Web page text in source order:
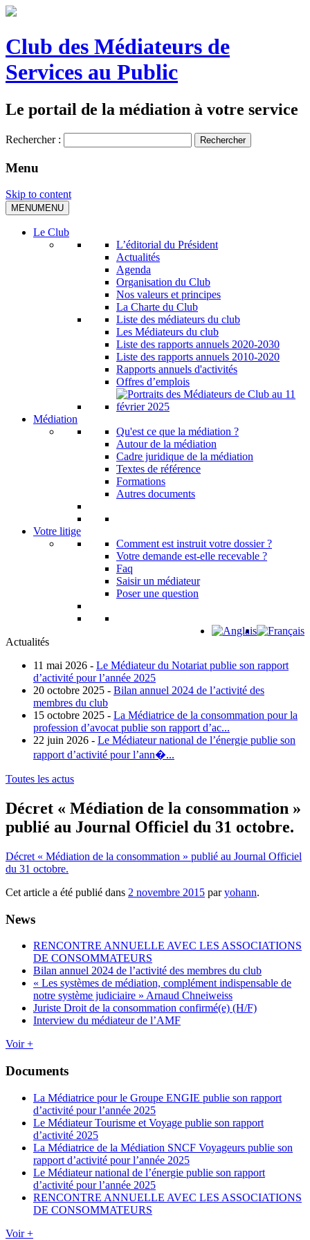
Club des Médiateurs de
Services au Public
Le portail de la médiation à votre service
Rechercher :
Menu
Skip to content
MENUMENU
Le Club
L’éditorial du Président
Actualités
Agenda
Organisation du Club
Nos valeurs et principes
La Charte du Club
Liste des médiateurs du club
Les Médiateurs du club
Liste des rapports annuels 2020-2030
Liste des rapports annuels 2010-2020
Rapports annuels d'activités
Offres d’emplois
Médiation
Qu'est ce que la médiation ?
Autour de la médiation
Cadre juridique de la médiation
Textes de référence
Formations
Autres documents
Votre litige
Comment est instruit votre dossier ?
Votre demande est-elle recevable ?
Faq
Saisir un médiateur
Poser une question
Actualités
11 mai 2026 - Le Médiateur du Notariat publie son rapport
d’activité pour l’année 2025
20 octobre 2025 - Bilan annuel 2024 de l’activité des
membres du club
15 octobre 2025 - La Médiatrice de la consommation pour la
profession d’avocat publie son rapport d’ac...
22 juin 2026 - Le Médiateur national de l’énergie publie son
rapport d’activité pour l’ann�...
Toutes les actus
Décret « Médiation de la consommation »
publié au Journal Officiel du 31 octobre.
Décret « Médiation de la consommation » publié au Journal Officiel
du 31 octobre.
Cet article a été publié dans 2 novembre 2015 paryohann.
News
RENCONTRE ANNUELLE AVEC LES ASSOCIATIONS
DE CONSOMMATEURS
Bilan annuel 2024 de l’activité des membres du club
« Les systèmes de médiation, complément indispensable de
notre système judiciaire » Arnaud Chneiweiss
Juriste Droit de la consommation confirmé(e) (H/F)
Interview du médiateur de l’AMF
Voir +
Documents
La Médiatrice pour le Groupe ENGIE publie son rapport
d’activité pour l’année 2025
Le Médiateur Tourisme et Voyage publie son rapport
d’activité 2025
La Médiatrice de la Médiation SNCF Voyageurs publie son
rapport d’activité pour l’année 2025
Le Médiateur national de l’énergie publie son rapport
d’activité pour l’année 2025
RENCONTRE ANNUELLE AVEC LES ASSOCIATIONS
DE CONSOMMATEURS
Voir +